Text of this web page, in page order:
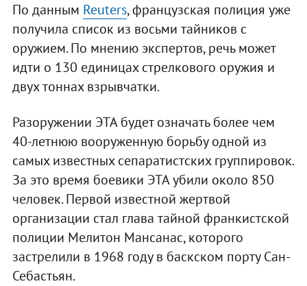
По данным Reuters, французская полиция уже
получила список из восьми тайников с
оружием. По мнению экспертов, речь может
идти о 130 единицах стрелкового оружия и
двух тоннах взрывчатки.
Разоружении ЭТА будет означать более чем
40-летнюю вооруженную борьбу одной из
самых известных сепаратистских группировок.
За это время боевики ЭТА убили около 850
человек. Первой известной жертвой
организации стал глава тайной франкистской
полиции Мелитон Мансанас, которого
застрелили в 1968 году в баскском порту Сан-
Себастьян.